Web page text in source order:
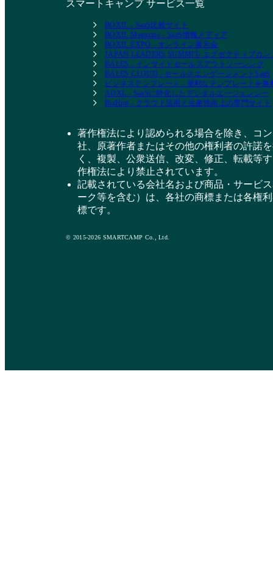
スマートキャンプ サービス一覧
BOXIL - SaaS比較サイト
BOXIL Magazine - SaaS情報メディア
BOXIL EXPO - オンライン展示会
JAPAN LEADERS SUMMIT- エグゼクティブカン
BALES - インサイドセールスアウトソーシング
BALES CLOUD - セールスエンゲージメントSaaS
ビジネステンプレート - 便利なテンプレートを無
ADXL - SaaSに特化したデジタルエージェンシー
BizHint - クラウド活用と生産性向上の専門サイト
著作権法により認められる場合を除き、コ
社、原著作者またはその他の権利者の許諾
く、複製、公衆送信、改変、修正、転載等
作権法により禁止されています。
記載されている会社名および商品・サービ
ーク等を含む）は、各社の商標または各権
標です。
© 2015-2026 SMARTCAMP Co., Ltd.